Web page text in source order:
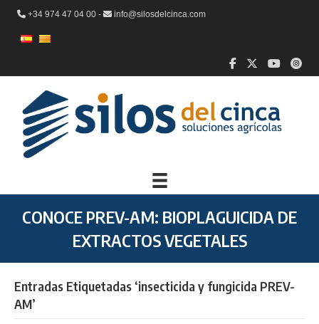
+34 974 47 04 00 - info@silosdelcinca.com
CONOCE PREV-AM: BIOPLAGUICIDA DE
EXTRACTOS VEGETALES
Entradas Etiquetadas ‘insecticida y fungicida PREV-
AM’